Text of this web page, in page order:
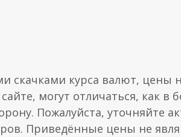
скачками курса валют, цены
могут отличаться, как в
Пожалуйста, уточняйте
Приведённые цены не